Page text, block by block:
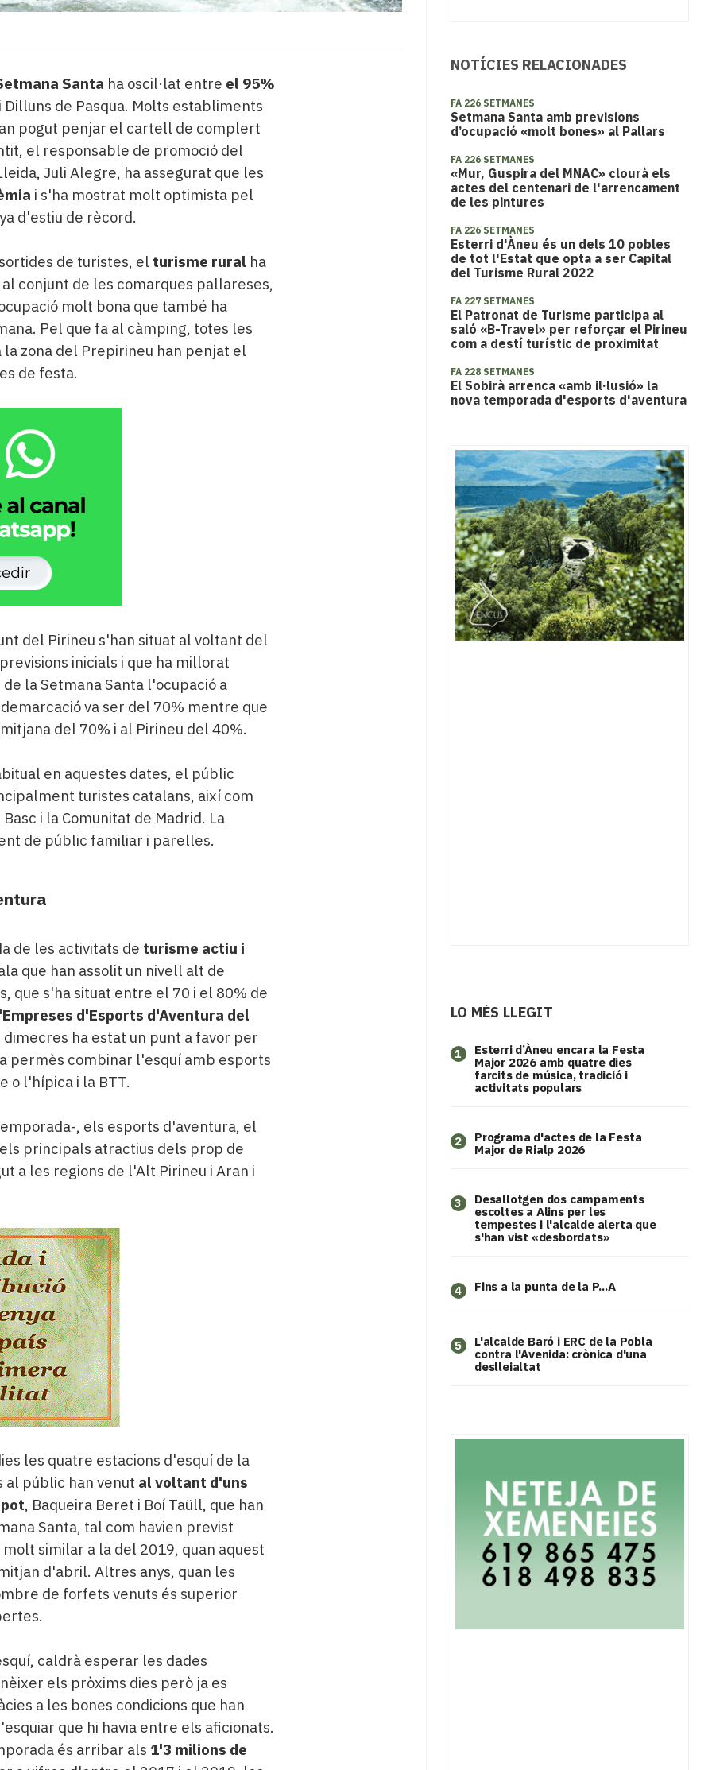
Santa ha oscil·lat entre el 95%
Dilluns de Pasqua. Molts establiments
pogut penjar el cartell de complert
el responsable de promoció del
Juli Alegre, ha assegurat que les
i s'ha mostrat molt optimista pel
d'estiu de rècord.
de turistes, el turisme rural ha
conjunt de les comarques pallareses,
molt bona que també ha
Pel que fa al càmping, totes les
la zona del Prepirineu han penjat el
de festa.
del Pirineu s'han situat al voltant del
inicials i que ha millorat
la Setmana Santa l'ocupació a
va ser del 70% mentre que
del 70% i al Pirineu del 40%.
en aquestes dates, el públic
turistes catalans, així com
i la Comunitat de Madrid. La
de públic familiar i parelles.
de les activitats de turisme actiu i
que han assolit un nivell alt de
que s'ha situat entre el 70 i el 80% de
d'Esports d'Aventura del
ha estat un punt a favor per
permès combinar l'esquí amb esports
o l'hípica i la BTT.
, els esports d'aventura, el
principals atractius dels prop de
a les regions de l'Alt Pirineu i Aran i
les quatre estacions d'esquí de la
al públic han venut al voltant d'uns
, Baqueira Beret i Boí Taüll, que han
Santa, tal com havien previst
similar a la del 2019, quan aquest
d'abril. Altres anys, quan les
de forfets venuts és superior
caldrà esperar les dades
els pròxims dies però ja es
a les bones condicions que han
que hi havia entre els aficionats.
és arribar als 1'3 milions de
NOTÍCIES RELACIONADES
FA 226 SETMANES
Setmana Santa amb previsions
d’ocupació «molt bones» al Pallars
FA 226 SETMANES
«Mur, Guspira del MNAC» clourà els
actes del centenari de l'arrencament
de les pintures
FA 226 SETMANES
Esterri d'Àneu és un dels 10 pobles
de tot l'Estat que opta a ser Capital
del Turisme Rural 2022
FA 227 SETMANES
El Patronat de Turisme participa al
saló «B-Travel» per reforçar el Pirineu
com a destí turístic de proximitat
FA 228 SETMANES
El Sobirà arrenca «amb il·lusió» la
nova temporada d'esports d'aventura
LO MÉS LLEGIT
1
Esterri d’Àneu encara la Festa
Major 2026 amb quatre dies
farcits de música, tradició i
activitats populars
2
Programa d'actes de la Festa
Major de Rialp 2026
3
​Desallotgen dos campaments
escoltes a Alins per les
tempestes i l'alcalde alerta que
s'han vist «desbordats»
4 Fins a la punta de la P...A
5
L'alcalde Baró i ERC de la Pobla
contra l'Avenida: crònica d'una
deslleialtat